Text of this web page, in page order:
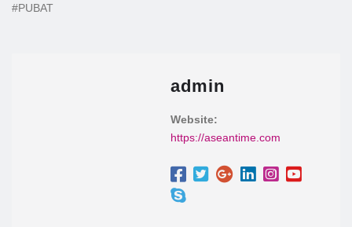
#PUBAT
admin
Website:
https://aseantime.com